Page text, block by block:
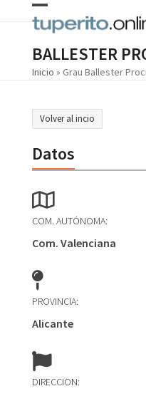
Open
mobile
menu
Close
mobile
menu
BALLESTER
Inicio » Grau Ballester
Volver al incio
Datos
COM. AUTÓNOMA:
Com. Valenciana
PROVINCIA:
Alicante
DIRECCION: